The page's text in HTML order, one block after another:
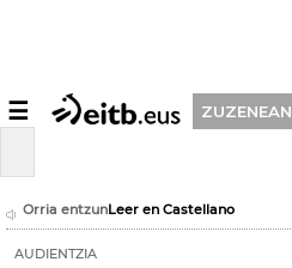
☰ ZUZENEAN
Orria entzunLeer en Castellano
AUDIENTZIA